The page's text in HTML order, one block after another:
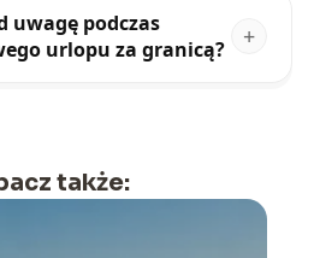
uwagę podczas
urlopu za granicą?
także: